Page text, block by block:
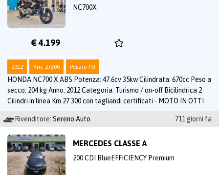
NC700X
€ 4.199
2012 Km: 27300 Pesaro PU
HONDA NC700 X ABS Potenza: 47.6cv 35kw Cilindrata: 670cc Peso a
secco: 204 kg Anno: 2012 Categoria: Turismo / on-off Bicilindrica 2
Cilindri in linea Km 27.300 con tagliandi certificati - MOTO IN OTTI
Rivenditore: Sereno Auto 711 giorni fa
MERCEDES CLASSE A
200 CDI BlueEFFICIENCY Premium